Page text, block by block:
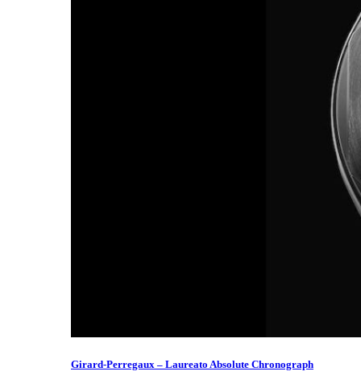
Girard-Perregaux – Laureato Absolute Chronograph